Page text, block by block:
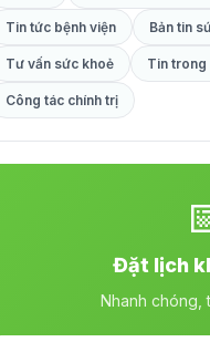
Tin tức bệnh viện Bản tin
Tư vấn sức khoẻ Tin trong
Công tác chính trị
Đặt lịch
Nhanh chóng,